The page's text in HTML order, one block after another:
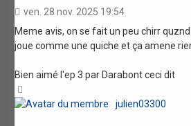
ven. 28 nov. 2025 19:54
Meme avis, on se fait un peu chirr
joue comme une quiche et ça amene
Bien aimé l'ep 3 par Darabont ceci dit
julien03300